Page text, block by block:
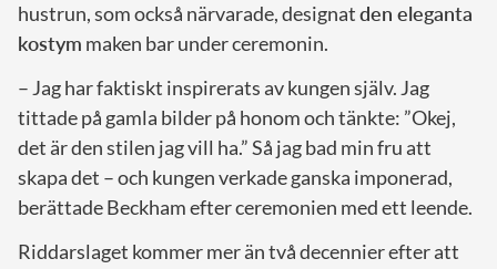
hustrun, som också närvarade, designatden eleganta
kostym maken bar under ceremonin.
– Jag har faktiskt inspirerats av kungen själv. Jag
tittade på gamla bilder på honom och tänkte: ”Okej,
det är den stilen jag vill ha.” Så jag bad min fru att
skapa det – och kungen verkade ganska imponerad,
berättade Beckham efter ceremonien med ett leende.
Riddarslaget kommer mer än två decennier efter att